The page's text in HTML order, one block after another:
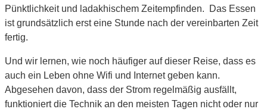
Pünktlichkeit und ladakhischem Zeitempfinden. Das Essen
ist grundsätzlich erst eine Stunde nach der vereinbarten Zeit
fertig.
Und wir lernen, wie noch häufiger auf dieser Reise, dass es
auch ein Leben ohne Wifi und Internet geben kann.
Abgesehen davon, dass der Strom regelmäßig ausfällt,
funktioniert die Technik an den meisten Tagen nicht oder nur